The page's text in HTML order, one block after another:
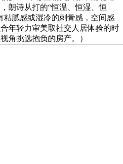
朗诗从打的“恒温、恒湿、恒
粘腻感或湿冷的刺骨感，空间感
年轻力审美取社交人居体验的时
角挑选抱负的房产。）